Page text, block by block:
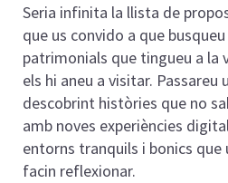
Seria infinita la llista de
que us convido a que
patrimonials que tingueu a la
els hi aneu a visitar. Passareu
descobrint històries que no
amb noves experiències
entorns tranquils i bonics que
facin reflexionar.